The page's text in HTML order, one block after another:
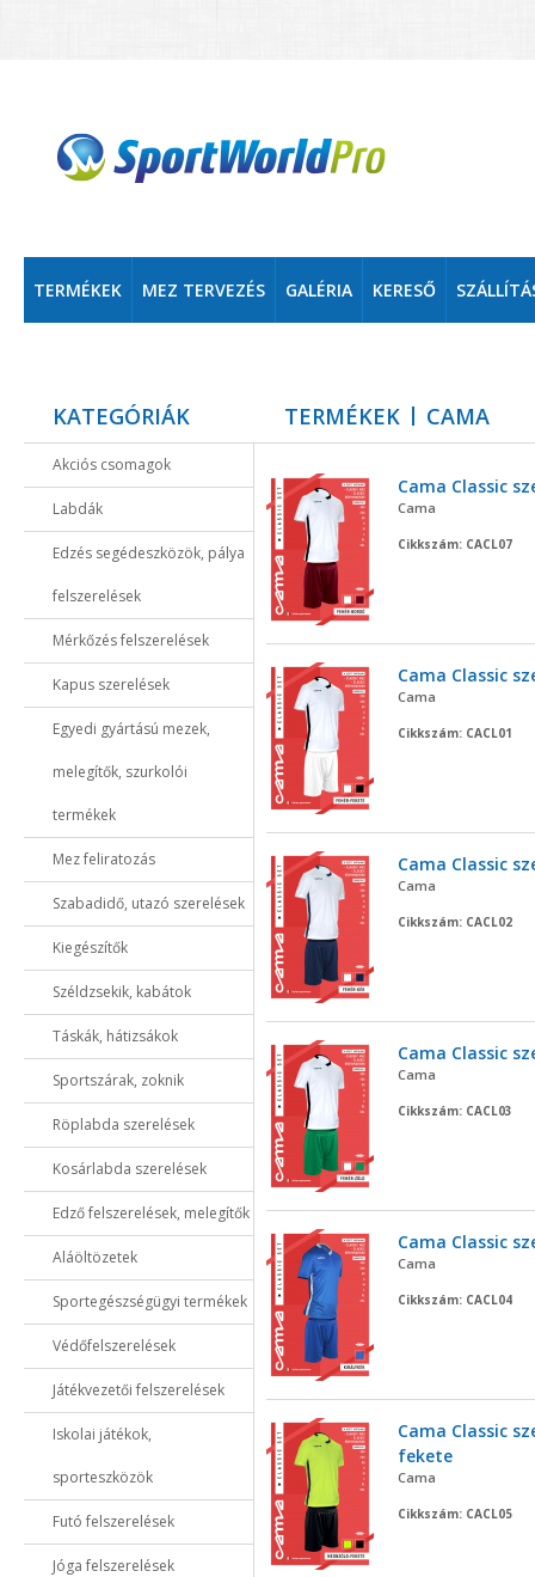
TERMÉKEK MEZ TERVEZÉS GALÉRIA KERESŐ
KATEGÓRIÁK TERMÉKEK CAMA
Akciós csomagok
Labdák
Edzés segédeszközök, pálya
felszerelések
Mérkőzés felszerelések
Kapus szerelések
Egyedi gyártású mezek,
melegítők, szurkolói
termékek
Mez feliratozás
Szabadidő, utazó szerelések
Kiegészítők
Széldzsekik, kabátok
Táskák, hátizsákok
Sportszárak, zoknik
Röplabda szerelések
Kosárlabda szerelések
Edző felszerelések, melegítők
Aláöltözetek
Sportegészségügyi termékek
Védőfelszerelések
Játékvezetői felszerelések
Iskolai játékok,
sporteszközök
Futó felszerelések
Jóga felszerelések
Cama Classic
Cama
Cikkszám: CACL07
Cama Classic
Cama
Cikkszám: CACL01
Cama Classic
Cama
Cikkszám: CACL02
Cama Classic
Cama
Cikkszám: CACL03
Cama Classic
Cama
Cikkszám: CACL04
Cama Classic
fekete
Cama
Cikkszám: CACL05